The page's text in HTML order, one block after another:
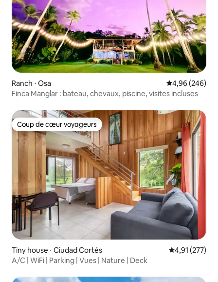
Ranch ⋅ Osa Évaluation
4,96 (246)
Finca Manglar : bateau, chevaux, piscine, visites incluses
Coup de cœur voyageurs
Coup de cœur voyageurs
Tiny house ⋅ Ciudad Cortés Évaluation
4,91 (277)
A/C | WiFi | Parking | Vues | Nature | Deck